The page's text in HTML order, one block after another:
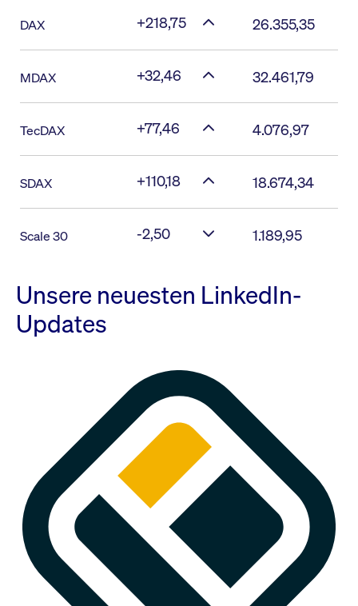
DAX +218,75 26.355,35
MDAX +32,46 32.461,79
TecDAX +77,46 4.076,97
SDAX +110,18 18.674,34
Scale 30 -2,50 1.189,95
Unsere neuesten LinkedIn-
Updates